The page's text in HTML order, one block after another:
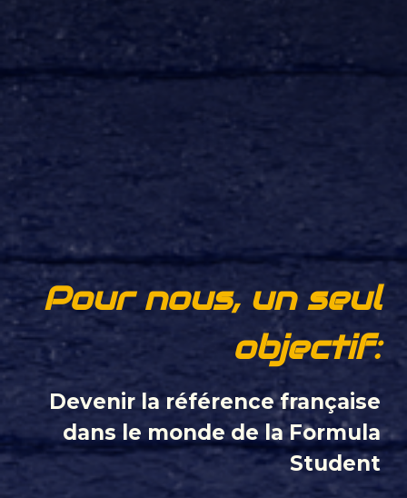
Pour nous, un seul
objectif:
Devenir la référence française
dans le monde de la Formula
Student